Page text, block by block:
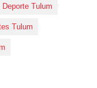
Deporte Tulum
Tulum